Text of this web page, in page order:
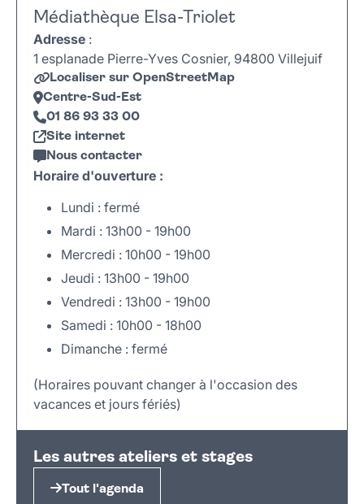
Médiathèque Elsa-Triolet
Adresse :
1 esplanade Pierre-Yves Cosnier, 94800 Villejuif
Localiser sur OpenStreetMap
Centre-Sud-Est
01 86 93 33 00
Site internet
Nous contacter
Horaire d'ouverture :
Lundi : fermé
Mardi : 13h00 - 19h00
Mercredi : 10h00 - 19h00
Jeudi : 13h00 - 19h00
Vendredi : 13h00 - 19h00
Samedi : 10h00 - 18h00
Dimanche : fermé
(Horaires pouvant changer à l'occasion des
vacances et jours fériés)
+
−
Les autres ateliers et stages
Tout l'agenda